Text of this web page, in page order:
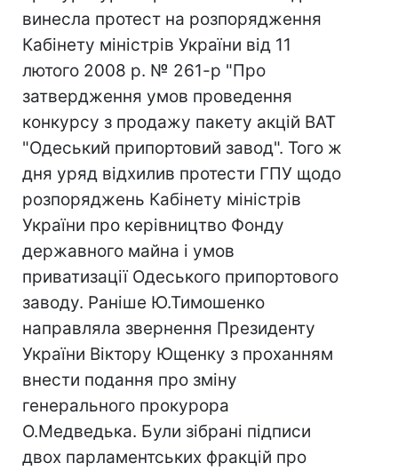
винесла протест на розпорядження
Кабінету міністрів України від 11
лютого 2008 р. № 261-р "Про
затвердження умов проведення
конкурсу з продажу пакету акцій ВАТ
"Одеський припортовий завод". Того ж
дня уряд відхилив протести ГПУ щодо
розпоряджень Кабінету міністрів
України про керівництво Фонду
державного майна і умов
приватизації Одеського припортового
заводу. Раніше Ю.Тимошенко
направляла звернення Президенту
України Віктору Ющенку з проханням
внести подання про зміну
генерального прокурора
О.Медведька. Були зібрані підписи
двох парламентських фракцій про